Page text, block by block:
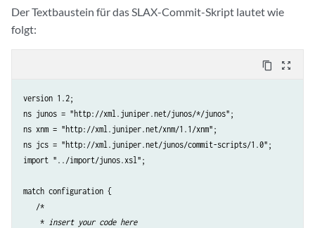
Der Textbaustein für das SLAX-Commit-Skript lautet wie
folgt:
content_copy zoom_out_map
version 1.2;
ns junos = "http://xml.juniper.net/junos/*/junos";
ns xnm = "http://xml.juniper.net/xnm/1.1/xnm";
ns jcs = "http://xml.juniper.net/junos/commit-scripts/1.0";
import "../import/junos.xsl";
match configuration {
/*
* insert your code here